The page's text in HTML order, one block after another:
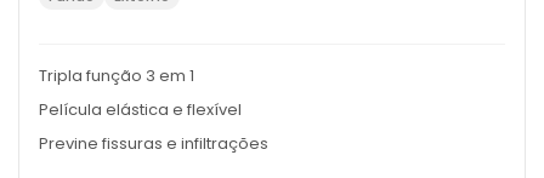
Tripla função 3 em 1
Película elástica e flexível
Previne fissuras e infiltrações